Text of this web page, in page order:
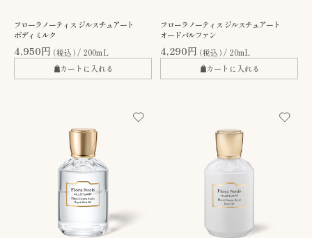
フローラノーティス ジルスチュアート
ボディミルク
4,950円（税込） 200mL
カートに入れる
フローラノーティス ジルスチュアート
オードパルファン
4,290円（税込） 20mL
カートに入れる